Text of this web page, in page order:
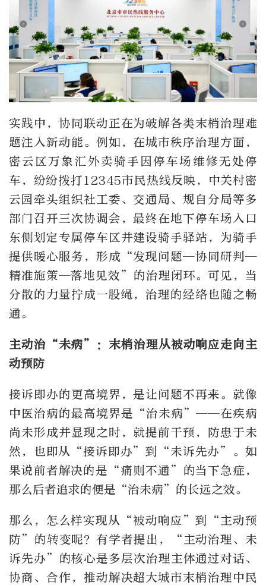
实践中，协同联动正在为破解各类末梢治理难
题注入新动能。例如，在城市秩序治理方面，
密云区万象汇外卖骑手因停车场维修无处停
车，纷纷拨打12345市民热线反映，中关村密
云园牵头组织社工委、交通局、规自分局等多
部门召开三次协调会，最终在地下停车场入口
东侧划定专属停车区并建设骑手驿站，为骑手
提供暖心服务，形成“发现问题—协同研判—
精准施策—落地见效”的治理闭环。可见，当
分散的力量拧成一股绳，治理的经络也随之畅
通。
主动治“未病”：末梢治理从被动响应走向主
动预防
接诉即办的更高境界，是让问题不再来。就像
中医治病的最高境界是“治未病”——在疾病
尚未形成并显现之时，就提前干预，防患于未
然，也即从“接诉即办”到“未诉先办”。如
果说前者解决的是“痛则不通”的当下急症，
那么后者追求的便是“治未病”的长远之效。
那么，怎么样实现从“被动响应”到“主动预
防”的转变呢？有学者提出，“主动治理、未
诉先办”的核心是多层次治理主体通过对话、
协商、合作，推动解决超大城市末梢治理中民